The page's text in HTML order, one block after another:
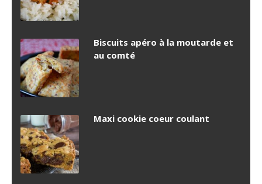
Biscuits apéro à la moutarde et
au comté
Maxi cookie coeur coulant